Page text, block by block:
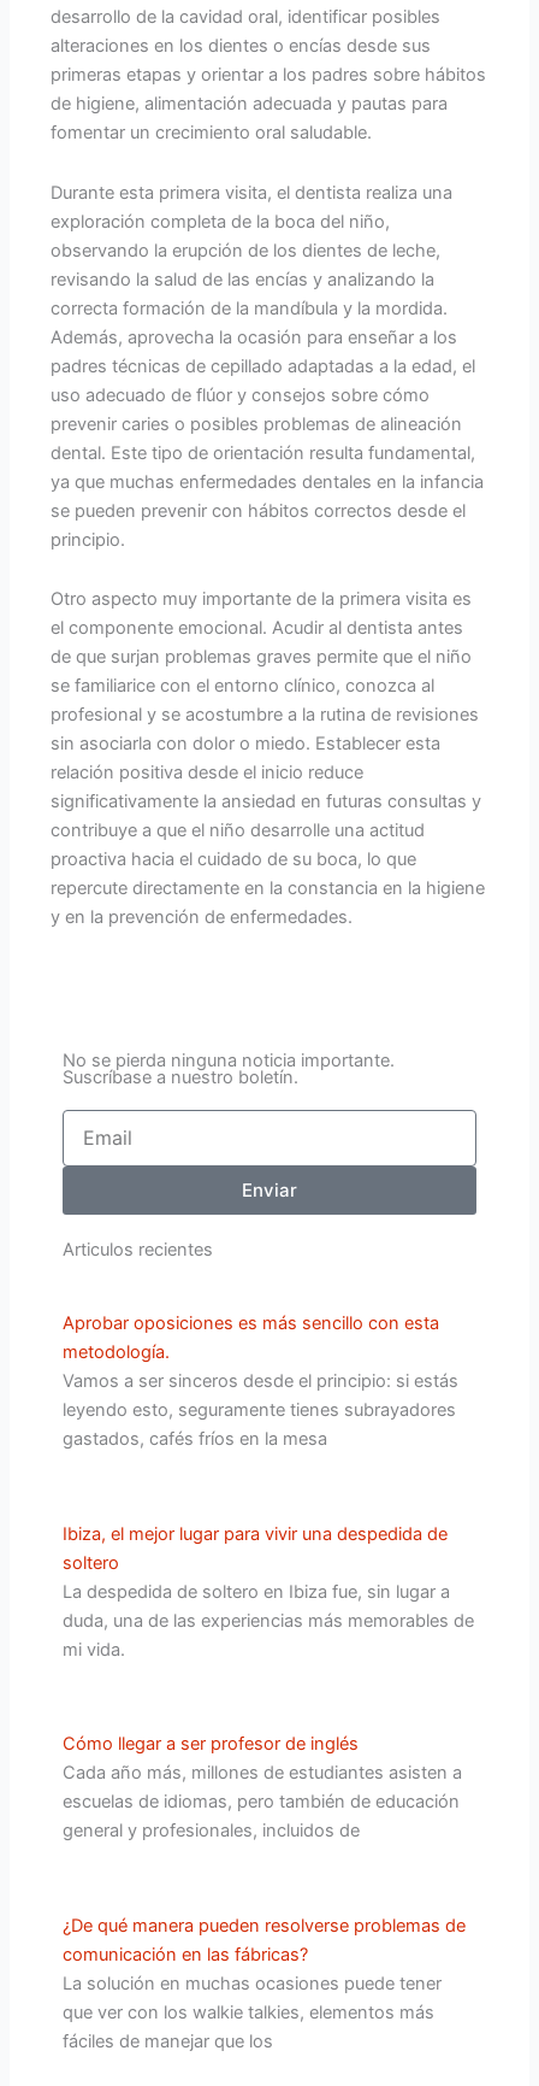
desarrollo de la cavidad oral, identificar posibles
alteraciones en los dientes o encías desde sus
primeras etapas y orientar a los padres sobre hábitos
de higiene, alimentación adecuada y pautas para
fomentar un crecimiento oral saludable.
Durante esta primera visita, el dentista realiza una
exploración completa de la boca del niño,
observando la erupción de los dientes de leche,
revisando la salud de las encías y analizando la
correcta formación de la mandíbula y la mordida.
Además, aprovecha la ocasión para enseñar a los
padres técnicas de cepillado adaptadas a la edad, el
uso adecuado de flúor y consejos sobre cómo
prevenir caries o posibles problemas de alineación
dental. Este tipo de orientación resulta fundamental,
ya que muchas enfermedades dentales en la infancia
se pueden prevenir con hábitos correctos desde el
principio.
Otro aspecto muy importante de la primera visita es
el componente emocional. Acudir al dentista antes
de que surjan problemas graves permite que el niño
se familiarice con el entorno clínico, conozca al
profesional y se acostumbre a la rutina de revisiones
sin asociarla con dolor o miedo. Establecer esta
relación positiva desde el inicio reduce
significativamente la ansiedad en futuras consultas y
contribuye a que el niño desarrolle una actitud
proactiva hacia el cuidado de su boca, lo que
repercute directamente en la constancia en la higiene
y en la prevención de enfermedades.
No se pierda ninguna noticia importante.
Suscríbase a nuestro boletín.
Enviar
Articulos recientes
Aprobar oposiciones es más sencillo con esta
metodología.
Vamos a ser sinceros desde el principio: si estás
leyendo esto, seguramente tienes subrayadores
gastados, cafés fríos en la mesa
Ibiza, el mejor lugar para vivir una despedida de
soltero
La despedida de soltero en Ibiza fue, sin lugar a
duda, una de las experiencias más memorables de
mi vida.
Cómo llegar a ser profesor de inglés
Cada año más, millones de estudiantes asisten a
escuelas de idiomas, pero también de educación
general y profesionales, incluidos de
¿De qué manera pueden resolverse problemas de
comunicación en las fábricas?
La solución en muchas ocasiones puede tener
que ver con los walkie talkies, elementos más
fáciles de manejar que los